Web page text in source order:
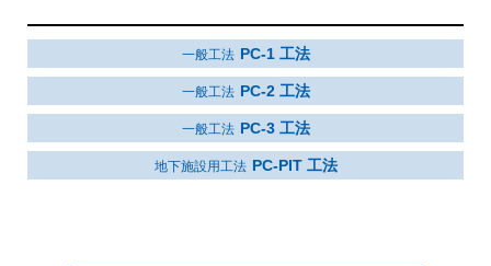
建築工事標準仕様 FR JASS8 工法
防火工法 FR-BN 工法
FR-1M 工法（一層）
一般工法 FR-2M 工法（二層）
一般工法 PC-1 工法
一般工法 PC-2 工法
一般工法 PC-3 工法
地下施設用工法 PC-PIT 工法
ッド
施工動画